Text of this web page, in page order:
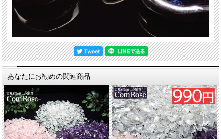
あなたにお勧めの関連商品